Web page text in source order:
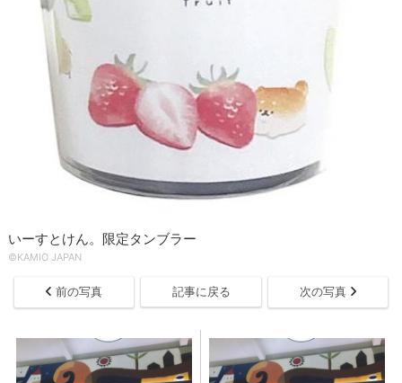
いーすとけん。限定タンブラー
©KAMIO JAPAN
前の写真 記事に戻る 次の写真